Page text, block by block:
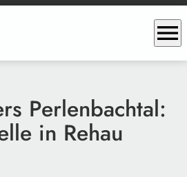
menu
Perlenbachtal:
in Rehau